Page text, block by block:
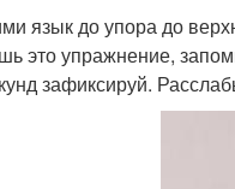
язык до упора до
это упражнение,
зафиксируй.